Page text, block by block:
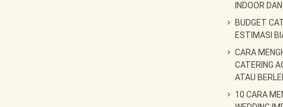
INDOOR
BUDGET
ESTIMASI
CARA
CATERING
ATAU
10 CARA